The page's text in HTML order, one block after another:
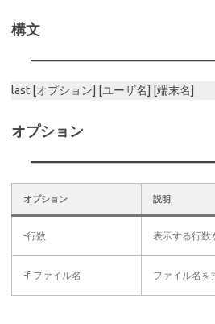
構文
last [オプション] [ユーザ名] [端末名]
オプション
オプション 説明
-行数 表示する行数
-f ファイル名 ファイル名を